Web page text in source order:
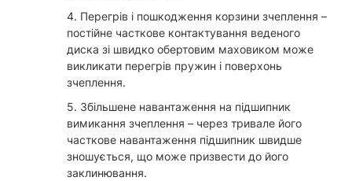
4. Перегрів і пошкодження корзини зчеплення –
постійне часткове контактування веденого
диска зі швидко обертовим маховиком може
викликати перегрів пружин і поверхонь
зчеплення.
5. Збільшене навантаження на підшипник
вимикання зчеплення – через тривале його
часткове навантаження підшипник швидше
зношується, що може призвести до його
заклинювання.